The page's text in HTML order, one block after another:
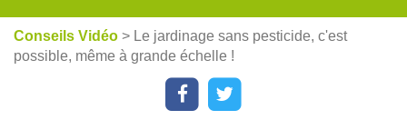
Conseils Vidéo > Le jardinage sans pesticide, c'est
possible, même à grande échelle !